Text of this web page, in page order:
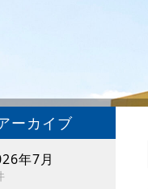
ーカイブ
年7月